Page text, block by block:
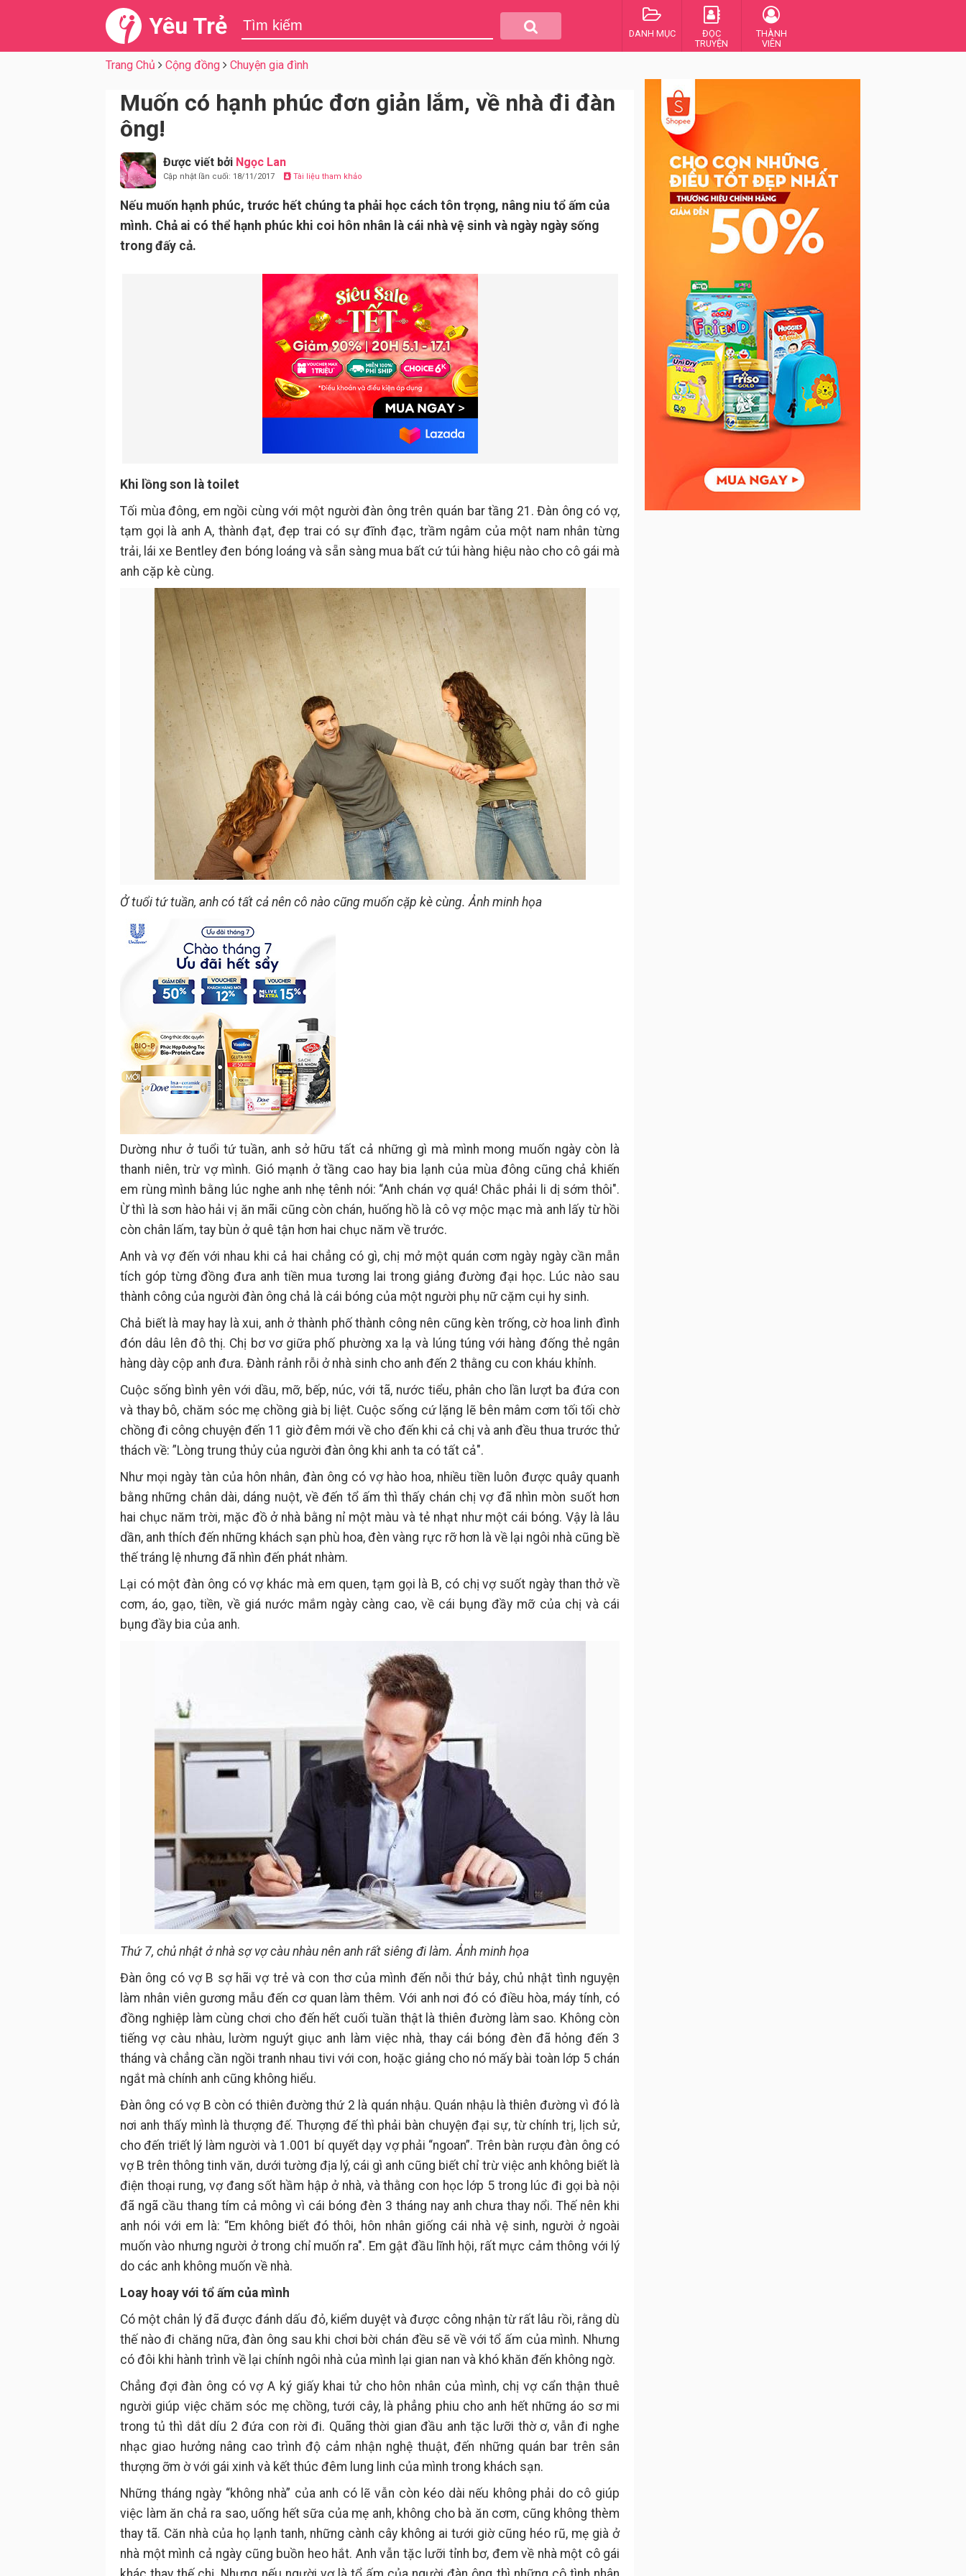
Yêu Trẻ DANH MỤC
ĐỌC
TRUYỆN
THÀNH
VIÊN
Trang Chủ Cộng đồng Chuyện gia đình
Muốn có hạnh phúc đơn giản lắm, về nhà đi đàn
ông!
Được viết bởi Ngọc Lan
Cập nhật lần cuối: 18/11/2017 Tài liệu tham khảo
Nếu muốn hạnh phúc, trước hết chúng ta phải học cách tôn trọng, nâng niu tổ ấm của
mình. Chả ai có thể hạnh phúc khi coi hôn nhân là cái nhà vệ sinh và ngày ngày sống
trong đấy cả.
Khi lồng son là toilet
Tối mùa đông, em ngồi cùng với một người đàn ông trên quán bar tầng 21. Đàn ông có vợ,
tạm gọi là anh A, thành đạt, đẹp trai có sự đĩnh đạc, trầm ngâm của một nam nhân từng
trải, lái xe Bentley đen bóng loáng và sẵn sàng mua bất cứ túi hàng hiệu nào cho cô gái mà
anh cặp kè cùng.
Ở tuổi tứ tuần, anh có tất cả nên cô nào cũng muốn cặp kè cùng. Ảnh minh họa
Dường như ở tuổi tứ tuần, anh sở hữu tất cả những gì mà mình mong muốn ngày còn là
thanh niên, trừ vợ mình. Gió mạnh ở tầng cao hay bia lạnh của mùa đông cũng chả khiến
em rùng mình bằng lúc nghe anh nhẹ tênh nói: “Anh chán vợ quá! Chắc phải li dị sớm thôi".
Ừ thì là sơn hào hải vị ăn mãi cũng còn chán, huống hồ là cô vợ mộc mạc mà anh lấy từ hồi
còn chân lấm, tay bùn ở quê tận hơn hai chục năm về trước.
Anh và vợ đến với nhau khi cả hai chẳng có gì, chị mở một quán cơm ngày ngày cần mẫn
tích góp từng đồng đưa anh tiền mua tương lai trong giảng đường đại học. Lúc nào sau
thành công của người đàn ông chả là cái bóng của một người phụ nữ cặm cụi hy sinh.
Chả biết là may hay là xui, anh ở thành phố thành công nên cũng kèn trống, cờ hoa linh đình
đón dâu lên đô thị. Chị bơ vơ giữa phố phường xa lạ và lúng túng với hàng đống thẻ ngân
hàng dày cộp anh đưa. Đành rảnh rỗi ở nhà sinh cho anh đến 2 thằng cu con kháu khỉnh.
Cuộc sống bình yên với dầu, mỡ, bếp, núc, với tã, nước tiểu, phân cho lần lượt ba đứa con
và thay bô, chăm sóc mẹ chồng già bị liệt. Cuộc sống cứ lặng lẽ bên mâm cơm tối tối chờ
chồng đi công chuyện đến 11 giờ đêm mới về cho đến khi cả chị và anh đều thua trước thử
thách về: ”Lòng trung thủy của người đàn ông khi anh ta có tất cả".
Như mọi ngày tàn của hôn nhân, đàn ông có vợ hào hoa, nhiều tiền luôn được quây quanh
bằng những chân dài, dáng nuột, về đến tổ ấm thì thấy chán chị vợ đã nhìn mòn suốt hơn
hai chục năm trời, mặc đồ ở nhà bằng nỉ một màu và tẻ nhạt như một cái bóng. Vậy là lâu
dần, anh thích đến những khách sạn phù hoa, đèn vàng rực rỡ hơn là về lại ngôi nhà cũng bề
thế tráng lệ nhưng đã nhìn đến phát nhàm.
Lại có một đàn ông có vợ khác mà em quen, tạm gọi là B, có chị vợ suốt ngày than thở về
cơm, áo, gạo, tiền, về giá nước mắm ngày càng cao, về cái bụng đầy mỡ của chị và cái
bụng đầy bia của anh.
Thứ 7, chủ nhật ở nhà sợ vợ càu nhàu nên anh rất siêng đi làm. Ảnh minh họa
Đàn ông có vợ B sợ hãi vợ trẻ và con thơ của mình đến nỗi thứ bảy, chủ nhật tình nguyện
làm nhân viên gương mẫu đến cơ quan làm thêm. Với anh nơi đó có điều hòa, máy tính, có
đồng nghiệp làm cùng chơi cho đến hết cuối tuần thật là thiên đường làm sao. Không còn
tiếng vợ càu nhàu, lườm nguýt giục anh làm việc nhà, thay cái bóng đèn đã hỏng đến 3
tháng và chẳng cần ngồi tranh nhau tivi với con, hoặc giảng cho nó mấy bài toàn lớp 5 chán
ngắt mà chính anh cũng không hiểu.
Đàn ông có vợ B còn có thiên đường thứ 2 là quán nhậu. Quán nhậu là thiên đường vì đó là
nơi anh thấy mình là thượng đế. Thượng đế thì phải bàn chuyện đại sự, từ chính trị, lịch sử,
cho đến triết lý làm người và 1.001 bí quyết dạy vợ phải “ngoan”. Trên bàn rượu đàn ông có
vợ B trên thông tinh văn, dưới tường địa lý, cái gì anh cũng biết chỉ trừ việc anh không biết là
điện thoại rung, vợ đang sốt hầm hập ở nhà, và thằng con học lớp 5 trong lúc đi gọi bà nội
đã ngã cầu thang tím cả mông vì cái bóng đèn 3 tháng nay anh chưa thay nổi. Thế nên khi
anh nói với em là: “Em không biết đó thôi, hôn nhân giống cái nhà vệ sinh, người ở ngoài
muốn vào nhưng người ở trong chỉ muốn ra". Em gật đầu lĩnh hội, rất mực cảm thông với lý
do các anh không muốn về nhà.
Loay hoay với tổ ấm của mình
Có một chân lý đã được đánh dấu đỏ, kiểm duyệt và được công nhận từ rất lâu rồi, rằng dù
thế nào đi chăng nữa, đàn ông sau khi chơi bời chán đều sẽ về với tổ ấm của mình. Nhưng
có đôi khi hành trình về lại chính ngôi nhà của mình lại gian nan và khó khăn đến không ngờ.
Chẳng đợi đàn ông có vợ A ký giấy khai tử cho hôn nhân của mình, chị vợ cẩn thận thuê
người giúp việc chăm sóc mẹ chồng, tưới cây, là phẳng phiu cho anh hết những áo sơ mi
trong tủ thì dắt díu 2 đứa con rời đi. Quãng thời gian đầu anh tặc lưỡi thờ ơ, vẫn đi nghe
nhạc giao hưởng nâng cao trình độ cảm nhận nghệ thuật, đến những quán bar trên sân
thượng ỡm ờ với gái xinh và kết thúc đêm lung linh của mình trong khách sạn.
Những tháng ngày “không nhà” của anh có lẽ vẫn còn kéo dài nếu không phải do cô giúp
việc làm ăn chả ra sao, uống hết sữa của mẹ anh, không cho bà ăn cơm, cũng không thèm
thay tã. Căn nhà của họ lạnh tanh, những cành cây không ai tưới giờ cũng héo rũ, mẹ già ở
nhà một mình cả ngày cũng buồn heo hắt. Anh vẫn tặc lưỡi tỉnh bơ, đem về nhà một cô gái